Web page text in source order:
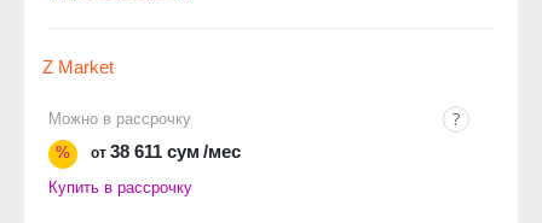
Z Market
Можно в рассрочку
%
от 38 611 сум /мес
Купить в рассрочку